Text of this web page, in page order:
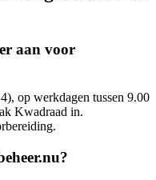
aan voor
op werkdagen tussen 9.00
Kwadraad in.